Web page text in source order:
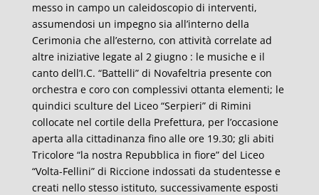
messo in campo un caleidoscopio di interventi,
assumendosi un impegno sia all’interno della
Cerimonia che all’esterno, con attività correlate ad
altre iniziative legate al 2 giugno : le musiche e il
canto dell’I.C. “Battelli” di Novafeltria presente con
orchestra e coro con complessivi ottanta elementi; le
quindici sculture del Liceo “Serpieri” di Rimini
collocate nel cortile della Prefettura, per l’occasione
aperta alla cittadinanza fino alle ore 19.30; gli abiti
Tricolore “la nostra Repubblica in fiore” del Liceo
“Volta-Fellini” di Riccione indossati da studentesse e
creati nello stesso istituto, successivamente esposti